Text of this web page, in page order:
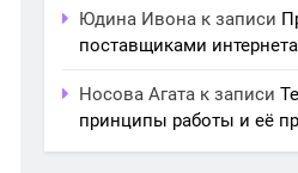
Юдина Ивона к записи
поставщиками
Носова Агата к записи
принципы работы и её